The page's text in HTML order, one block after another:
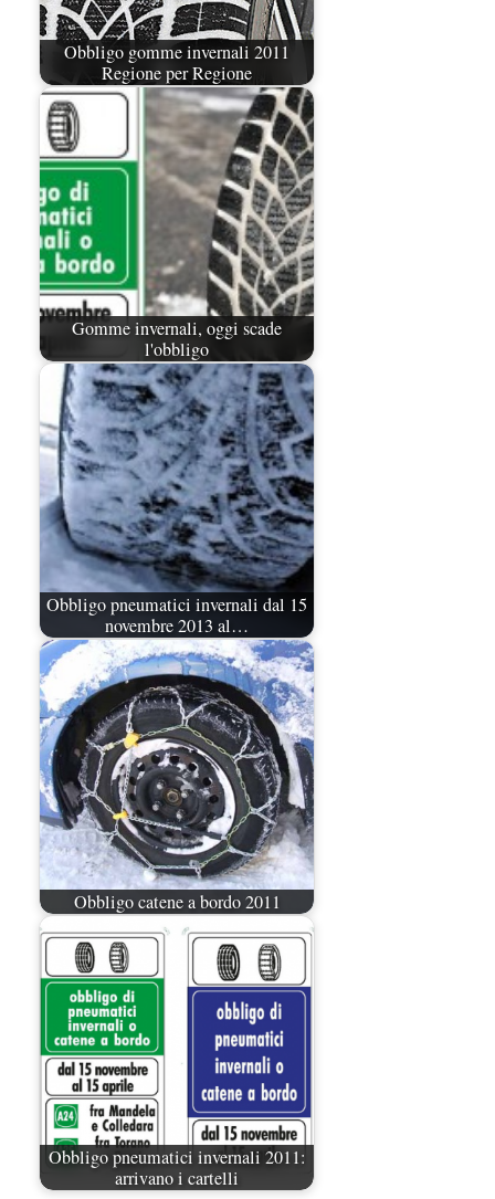
Obbligo gomme invernali 2011
Regione per Regione
Gomme invernali, oggi scade
l'obbligo
Obbligo pneumatici invernali dal 15
novembre 2013 al…
Obbligo catene a bordo 2011
Obbligo pneumatici invernali 2011:
arrivano i cartelli